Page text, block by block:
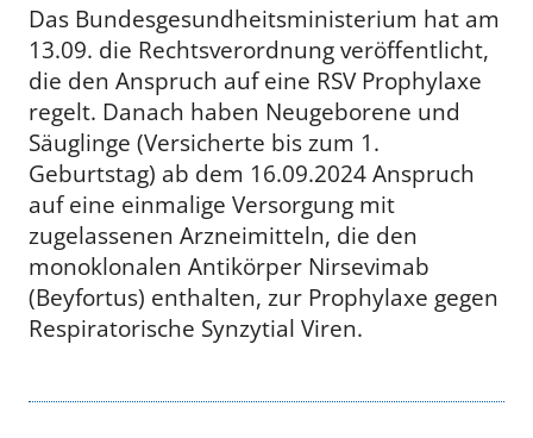
Das Bundesgesundheitsministerium hat am
13.09. die Rechtsverordnung veröffentlicht,
die den Anspruch auf eine RSV Prophylaxe
regelt. Danach haben Neugeborene und
Säuglinge (Versicherte bis zum 1.
Geburtstag) ab dem 16.09.2024 Anspruch
auf eine einmalige Versorgung mit
zugelassenen Arzneimitteln, die den
monoklonalen Antikörper Nirsevimab
(Beyfortus) enthalten, zur Prophylaxe gegen
Respiratorische Synzytial Viren.